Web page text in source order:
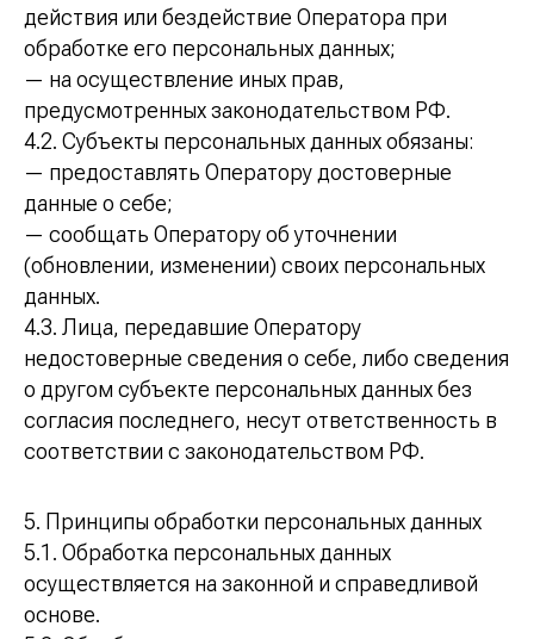
действия или бездействие Оператора при
обработке его персональных данных;
— на осуществление иных прав,
предусмотренных законодательством РФ.
4.2. Субъекты персональных данных обязаны:
— предоставлять Оператору достоверные
данные о себе;
— сообщать Оператору об уточнении
(обновлении, изменении) своих персональных
данных.
4.3. Лица, передавшие Оператору
недостоверные сведения о себе, либо сведения
о другом субъекте персональных данных без
согласия последнего, несут ответственность в
соответствии с законодательством РФ.
5. Принципы обработки персональных данных
5.1. Обработка персональных данных
осуществляется на законной и справедливой
основе.